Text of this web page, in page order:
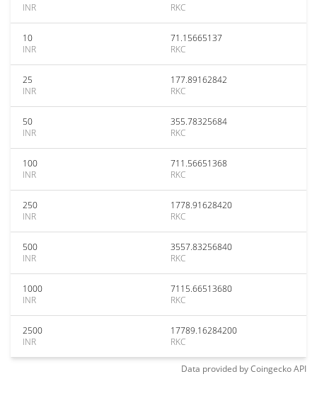
INR
RKC
10
INR
71.15665137
RKC
25
INR
177.89162842
RKC
50
INR
355.78325684
RKC
100
INR
711.56651368
RKC
250
INR
1778.91628420
RKC
500
INR
3557.83256840
RKC
1000
INR
7115.66513680
RKC
2500
INR
17789.16284200
RKC
Data provided byCoingeckoAPI